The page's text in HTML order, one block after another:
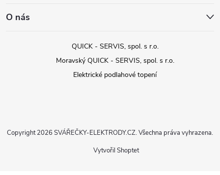
O nás
QUICK - SERVIS, spol. s r.o.
Moravský QUICK - SERVIS, spol. s r.o.
Elektrické podlahové topení
Vytvořil Shoptet
Copyright 2026 SVÁŘEČKY-ELEKTRODY.CZ. Všechna práva vyhrazena.